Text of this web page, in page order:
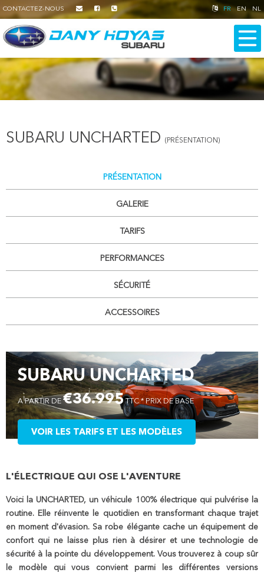
CONTACTEZ-NOUS FR EN NL
SUBARU UNCHARTED (PRÉSENTATION)
PRÉSENTATION
GALERIE
TARIFS
PERFORMANCES
SÉCURITÉ
ACCESSOIRES
SUBARU UNCHARTED
A PARTIR DE €36.995TTC * PRIX DE BASE
VOIR LES TARIFS ET LES MODÈLES
L'ÉLECTRIQUE QUI OSE L'AVENTURE
Voici la UNCHARTED, un véhicule 100% électrique qui pulvérise la
routine. Elle réinvente le quotidien en transformant chaque trajet
en moment d'évasion. Sa robe élégante cache un équipement de
confort qui ne laisse plus rien à désirer et une technologie de
sécurité à la pointe du développement. Vous trouverez à coup sûr
le modèle qui vous convient parmi les différentes versions